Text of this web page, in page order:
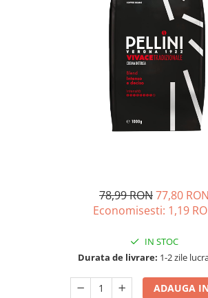
78,99 RON77,80 RON
Economisesti: 1,19
IN STOC
Durata de livrare: 1-2 zile
ADAUGA